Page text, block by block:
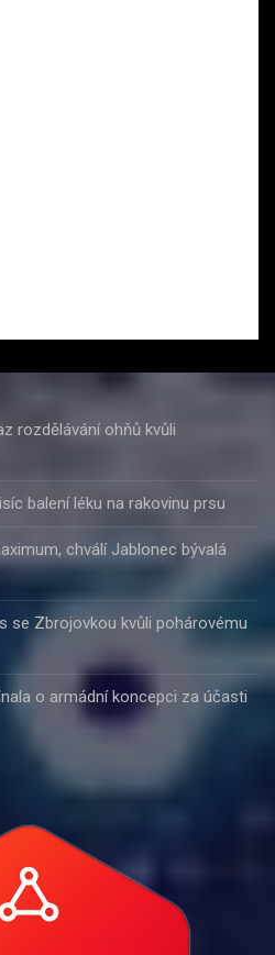
rozdělávání ohňů kvůli
balení léku na rakovinu prsu
chválí Jablonec bývalá
se Zbrojovkou kvůli pohárovému
o armádní koncepci za účasti